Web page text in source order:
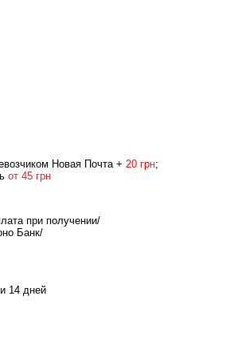
Новая Почта + 20 грн;
от 45 грн
при получении/
Банк/
14 дней